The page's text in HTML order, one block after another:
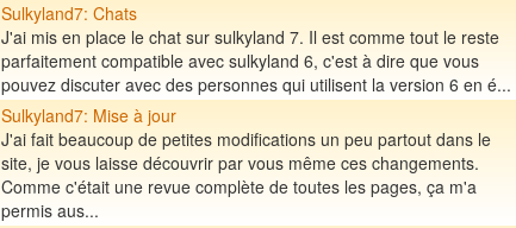
Sulkyland7: Chats
J'ai mis en place le chat sur sulkyland 7. Il est comme tout le reste
parfaitement compatible avec sulkyland 6, c'est à dire que vous
pouvez discuter avec des personnes qui utilisent la version 6 en é...
Sulkyland7: Mise à jour
J'ai fait beaucoup de petites modifications un peu partout dans le
site, je vous laisse découvrir par vous même ces changements.
Comme c'était une revue complète de toutes les pages, ça m'a
permis aus...